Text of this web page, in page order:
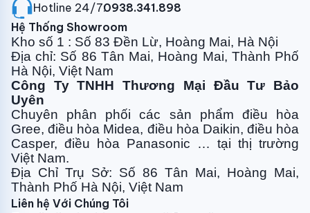
Với công suấtđiều hòa 12000BTU
Daikin FTKB35ZVMV phù hợplắp đặt cho phòng diện
tích dưới 20m2: Phòng ngủ, phòng làm việc, phòng
họp...
Điều hòa Daikin 1 chiều làm lạnh nhanh,
mát lạnh dễ chịu
Trong quá trình làm lạnh, các cánh đảo gió sẽ mở
rộng kết hợp với thiết kế mặt nạ Coanda độc đáo
đưa luồng gió đi dọc theo trần nhà, phân bổ không khí
tươi mát đều khắp phòng tránh gió lùa trực tiếp vào
cơ thể, giúp mang lại cảm giác thoải mái tối đa. Vì
Hotline 24/7:0938.341.898
Hệ Thống Showroom
Kho số 1 : Số 83 Đền Lừ, Hoàng Mai, Hà Nội
Địa chỉ: Số 86 Tân Mai, Hoàng Mai, Thành Phố
Hà Nội, Việt Nam
Công Ty TNHH Thương Mại Đầu Tư Bảo
Uyên
Chuyên phân phối các sản phẩm điều hòa
Gree, điều hòa Midea, điều hòa Daikin, điều hòa
Casper, điều hòa Panasonic … tại thị trường
Việt Nam.
Địa Chỉ Trụ Sở: Số 86 Tân Mai, Hoàng Mai,
Thành Phố Hà Nội, Việt Nam
Liên hệ Với Chúng Tôi